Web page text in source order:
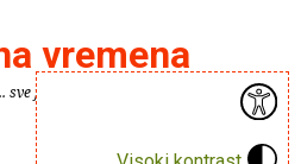
vremena
sve je puno knjiga.